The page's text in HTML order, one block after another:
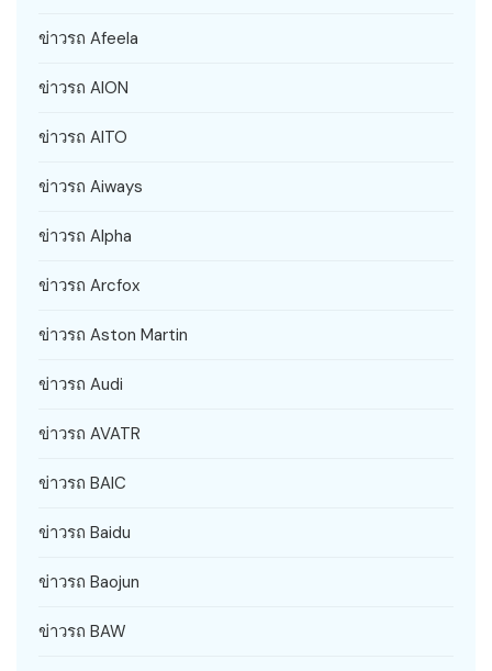
ข่าวรถ Afeela
ข่าวรถ AION
ข่าวรถ AITO
ข่าวรถ Aiways
ข่าวรถ Alpha
ข่าวรถ Arcfox
ข่าวรถ Aston Martin
ข่าวรถ Audi
ข่าวรถ AVATR
ข่าวรถ BAIC
ข่าวรถ Baidu
ข่าวรถ Baojun
ข่าวรถ BAW